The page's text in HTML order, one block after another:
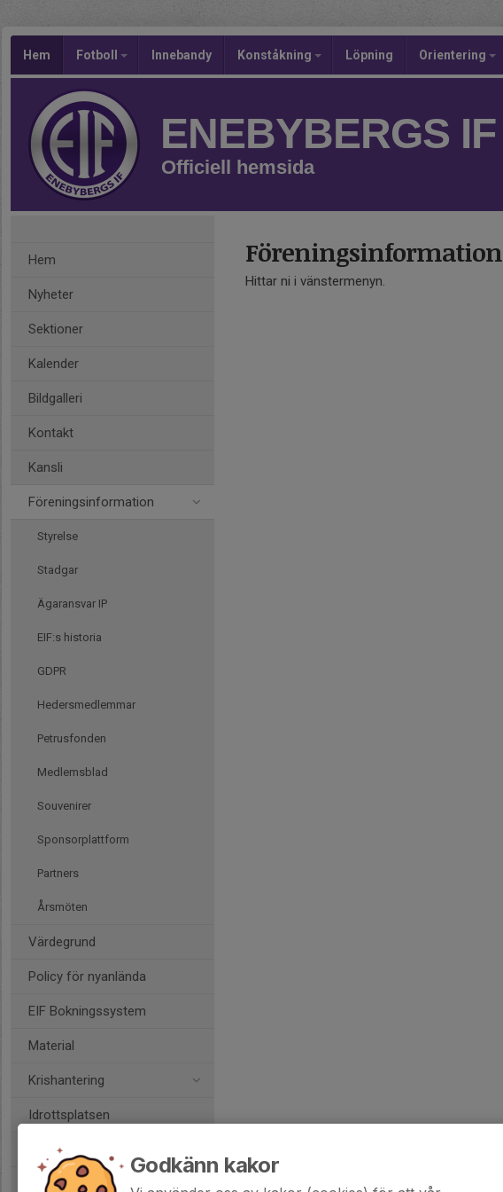
Hem Fotboll Innebandy Konståkning Löpning Orientering
ENEBYBERGS IF
Officiell hemsida
Hem
Nyheter
Sektioner
Kalender
Bildgalleri
Kontakt
Kansli
Föreningsinformation
Styrelse
Stadgar
Ägaransvar IP
EIF:s historia
GDPR
Hedersmedlemmar
Petrusfonden
Medlemsblad
Souvenirer
Sponsorplattform
Partners
Årsmöten
Värdegrund
Policy för nyanlända
EIF Bokningssystem
Material
Krishantering
Idrottsplatsen
Enebybergs Café
G:a EIF-are
Föreningsinformation
Hittar ni i vänstermenyn.
Godkänn kakor